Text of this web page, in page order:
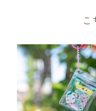
こ